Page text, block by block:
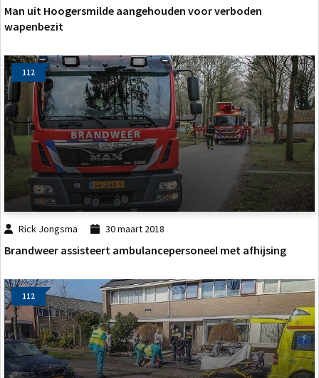
Man uit Hoogersmilde aangehouden voor verboden
wapenbezit
112
Rick Jongsma 30 maart 2018
Brandweer assisteert ambulancepersoneel met afhijsing
112